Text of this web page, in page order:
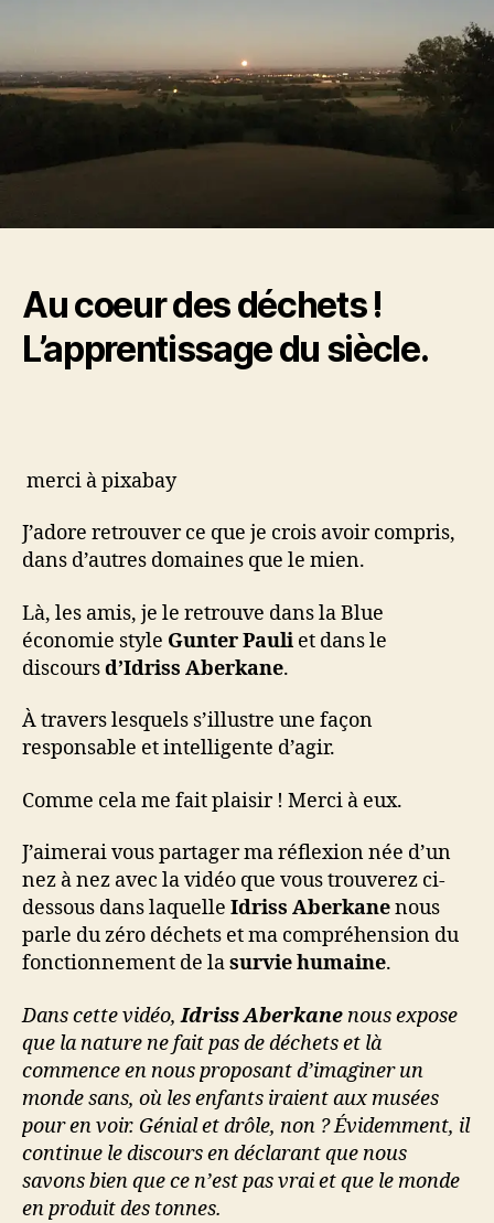
responsabilité
Au coeur des déchets !
L’apprentissage du siècle.
merci à pixabay
J’adore retrouver ce que je crois avoir compris,
dans d’autres domaines que le mien.
Là, les amis, je le retrouve dans la Blue
économie style Gunter Pauli et dans le
discoursd’Idriss Aberkane.
À travers lesquels s’illustre une façon
responsable et intelligente d’agir.
Comme cela me fait plaisir ! Merci à eux.
J’aimerai vous partager ma réflexion née d’un
nez à nez avec la vidéo que vous trouverez ci-
dessous dans laquelle Idriss Aberkanenous
parle du zéro déchets et ma compréhension du
fonctionnement de lasurvie humaine.
Dans cette vidéo,Idriss Aberkanenous expose
que la nature ne fait pas de déchets et là
commence en nous proposant d’imaginer un
monde sans, où les enfants iraient aux musées
pour en voir. Génial et drôle, non ? Évidemment, il
continue le discours en déclarant que nous
savons bien que ce n’est pas vrai et que le monde
en produit des tonnes.